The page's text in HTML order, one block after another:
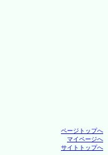
ページトップへ
マイページへ
サイトトップへ